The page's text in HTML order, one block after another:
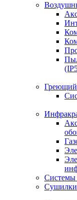
Греющий
Системы
Сушилки